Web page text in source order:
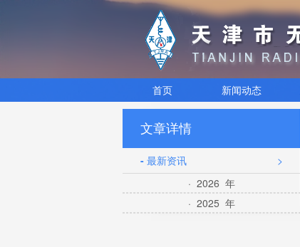
首页 新闻动态
文章详情
- 最新资讯
>
· 2026 年
· 2025 年